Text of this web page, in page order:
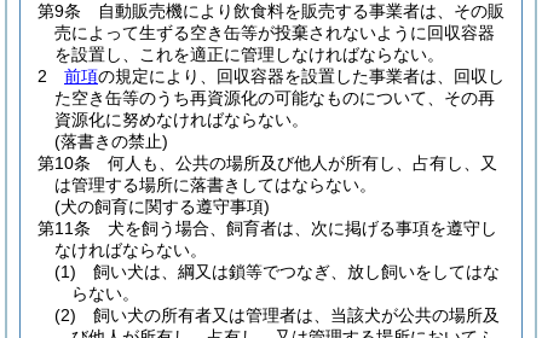
第9条
自動販売機により飲食料を販売する事業者は、その販
売によって生ずる空き缶等が投棄されないように回収容器
を設置し、これを適正に管理しなければならない。
2
前項の規定により、回収容器を設置した事業者は、回収し
た空き缶等のうち再資源化の可能なものについて、その再
資源化に努めなければならない。
(落書きの禁止)
第10条
何人も、公共の場所及び他人が所有し、占有し、又
は管理する場所に落書きしてはならない。
(犬の飼育に関する遵守事項)
第11条
犬を飼う場合、飼育者は、次に掲げる事項を遵守し
なければならない。
(1)
飼い犬は、綱又は鎖等でつなぎ、放し飼いをしてはな
らない。
(2)
飼い犬の所有者又は管理者は、当該犬が公共の場所及